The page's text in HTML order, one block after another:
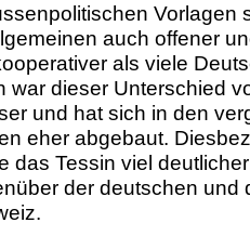
Vorlagen
auch offener
als viele
war dieser Unterschied
und hat sich in den
eher abgebaut.
das Tessin viel
der deutschen und